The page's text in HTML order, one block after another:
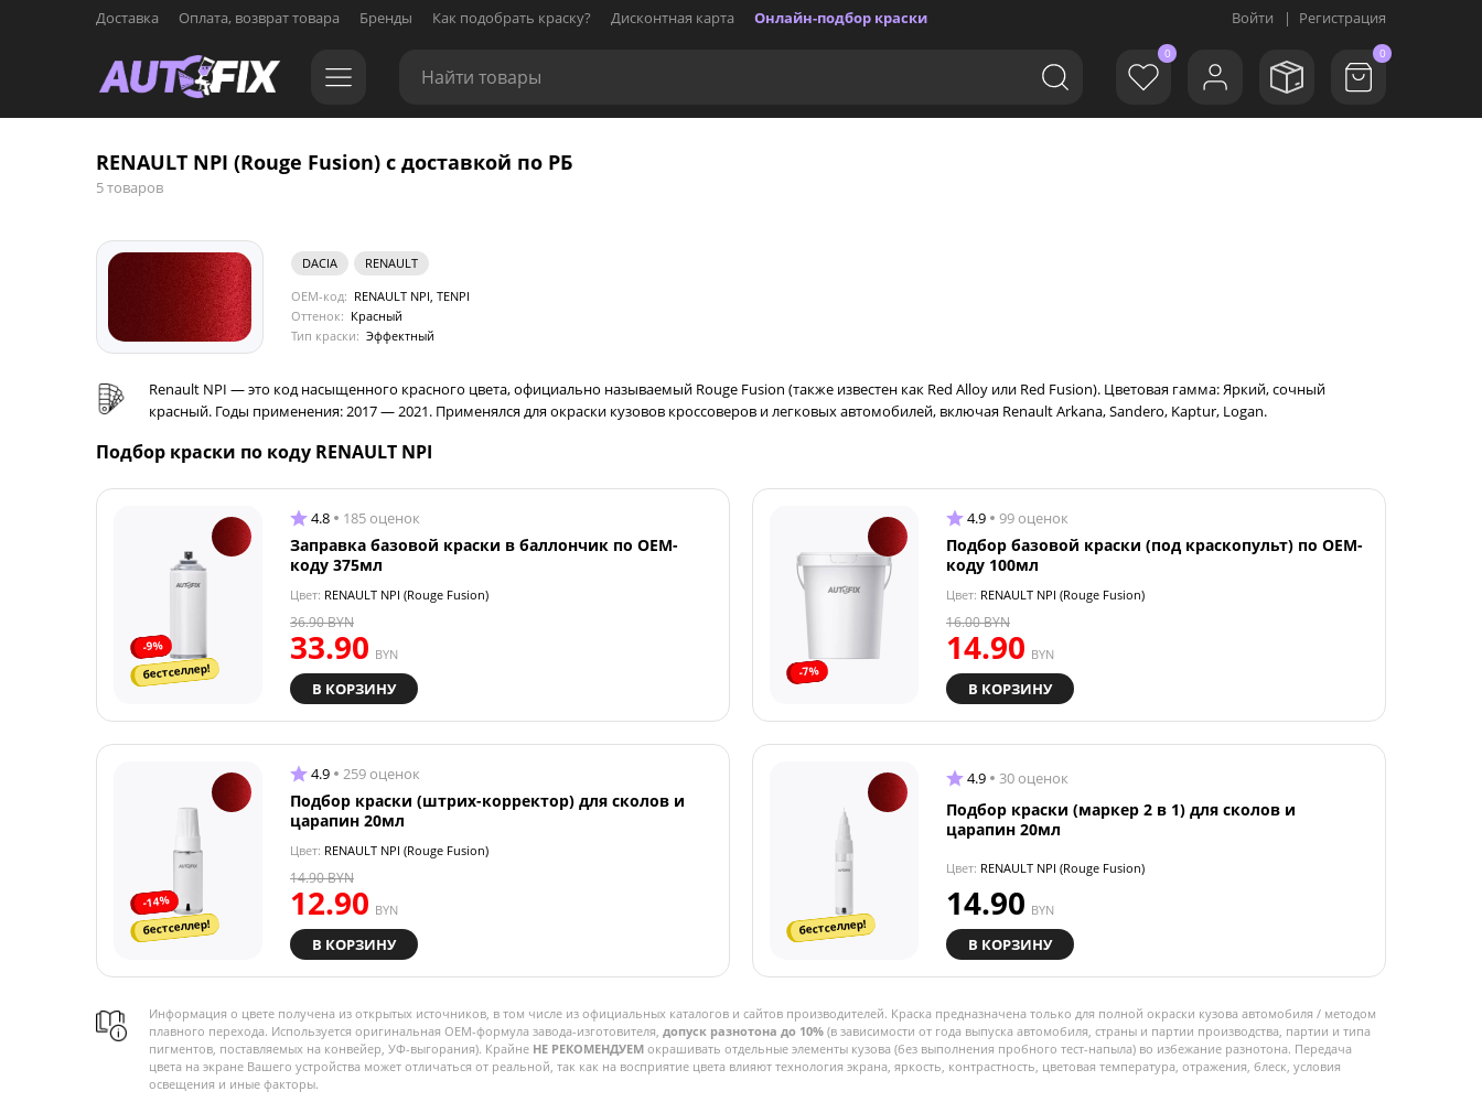
Доставка Оплата, возврат товара Бренды Как подобрать краску? Дисконтная карта Онлайн-подбор краски Войти | Регистрация
0 0
RENAULT NPI (Rouge Fusion) с доставкой по РБ
5 товаров
DACIA
RENAULT
OEM-код: RENAULT NPI, TENPI
Оттенок: Красный
Тип краски: Эффектный
Renault NPI — это код насыщенного красного цвета, официально называемый Rouge Fusion (также известен как Red Alloy или Red Fusion). Цветовая гамма: Яркий, сочный
красный. Годы применения: 2017 — 2021. Применялся для окраски кузовов кроссоверов и легковых автомобилей, включая Renault Arkana, Sandero, Kaptur, Logan.
Подбор краски по коду RENAULT NPI
-9%
бестселлер!
4.8 185 оценок
Заправка базовой краски в баллончик по OEM-
коду 375мл
Цвет: RENAULT NPI (Rouge Fusion)
33.90 BYN
36.90BYN
В КОРЗИНУ
-7%
4.9 99 оценок
Подбор базовой краски (под краскопульт) по OEM-
коду 100мл
Цвет: RENAULT NPI (Rouge Fusion)
14.90 BYN
16.00BYN
В КОРЗИНУ
-14%
бестселлер!
4.9 259 оценок
Подбор краски (штрих-корректор) для сколов и
царапин 20мл
Цвет: RENAULT NPI (Rouge Fusion)
12.90 BYN
14.90BYN
В КОРЗИНУ
бестселлер!
4.9 30 оценок
Подбор краски (маркер 2 в 1) для сколов и
царапин 20мл
Цвет: RENAULT NPI (Rouge Fusion)
14.90 BYN
В КОРЗИНУ
Информация о цвете получена из открытых источников, в том числе из официальных каталогов и сайтов производителей. Краска предназначена только для полной окраски кузова автомобиля / методом
плавного перехода. Используется оригинальная OEM-формула завода-изготовителя, допуск разнотона до 10% (в зависимости от года выпуска автомобиля, страны и партии производства, партии и типа
пигментов, поставляемых на конвейер, УФ-выгорания). Крайне НЕ РЕКОМЕНДУЕМ окрашивать отдельные элементы кузова (без выполнения пробного тест-напыла) во избежание разнотона. Передача
цвета на экране Вашего устройства может отличаться от реальной, так как на восприятие цвета влияют технология экрана, яркость, контрастность, цветовая температура, отражения, блеск, условия
освещения и иные факторы.